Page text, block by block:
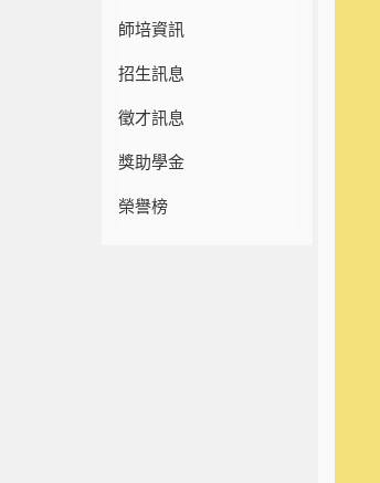
師培資訊
招生訊息
徵才訊息
獎助學金
榮譽榜